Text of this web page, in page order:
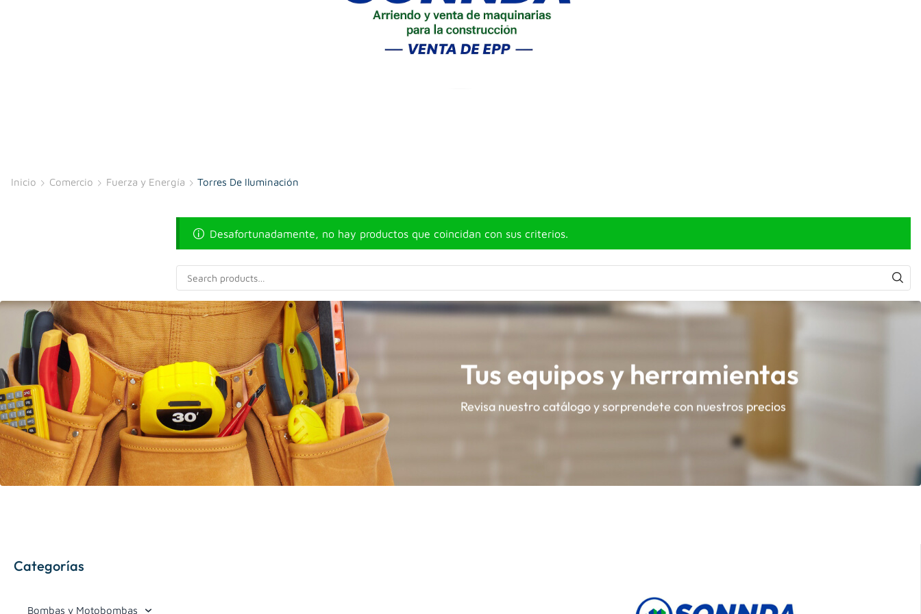
Inicio Comercio Fuerza y Energía Torres De Iluminación
Desafortunadamente, no hay productos que coincidan con sus criterios.
Tus equipos y herramientas
Revisa nuestro catálogo y sorprendete con nuestros precios
Categorías
Bombas y Motobombas